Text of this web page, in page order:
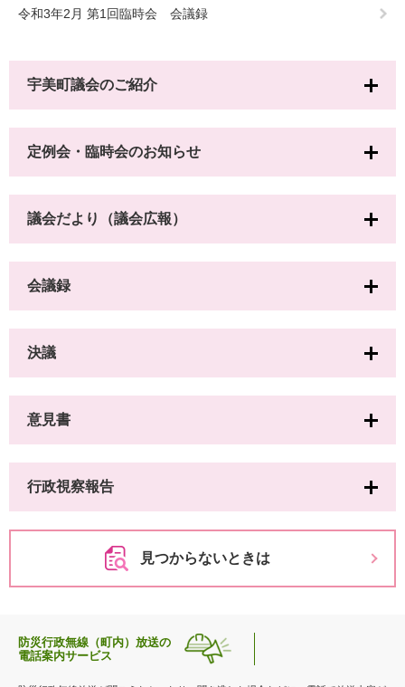
令和3年2月 第1回臨時会 会議録
宇美町議会のご紹介
定例会・臨時会のお知らせ
議会だより（議会広報）
会議録
決議
意見書
行政視察報告
見つからないときは
防災行政無線（町内）放送の
電話案内サービス